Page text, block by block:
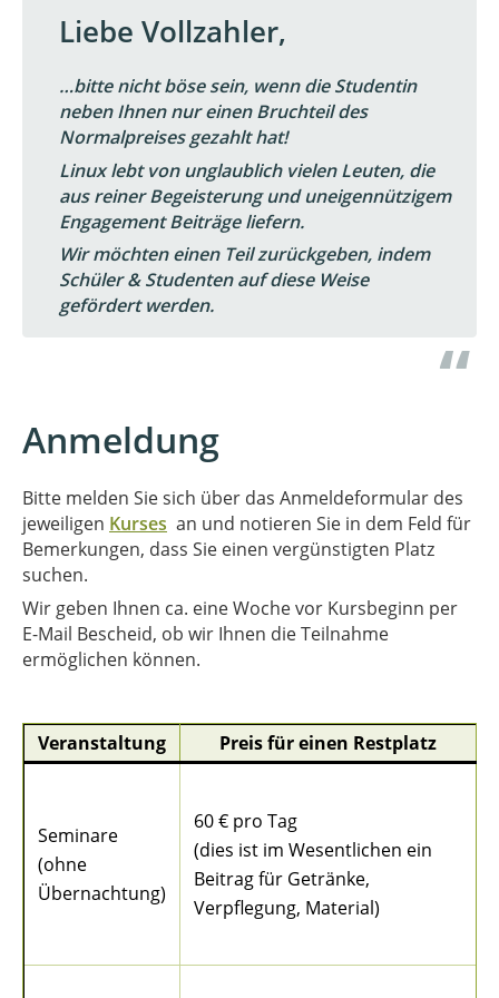
Liebe Vollzahler,
…bitte nicht böse sein, wenn die Studentin
neben Ihnen nur einen Bruchteil des
Normalpreises gezahlt hat!
Linux lebt von unglaublich vielen Leuten, die
aus reiner Begeisterung und uneigennützigem
Engagement Beiträge liefern.
Wir möchten einen Teil zurückgeben, indem
Schüler & Studenten auf diese Weise
gefördert werden.
Anmeldung
Bitte melden Sie sich über das Anmeldeformular des
jeweiligen Kurses an und notieren Sie in dem Feld für
Bemerkungen, dass Sie einen vergünstigten Platz
suchen.
Wir geben Ihnen ca. eine Woche vor Kursbeginn per
E-Mail Bescheid, ob wir Ihnen die Teilnahme
ermöglichen können.
Veranstaltung Preis für einen Restplatz
Seminare
(ohne
Übernachtung)
60 € pro Tag
(dies ist im Wesentlichen ein
Beitrag für Getränke,
Verpflegung, Material)